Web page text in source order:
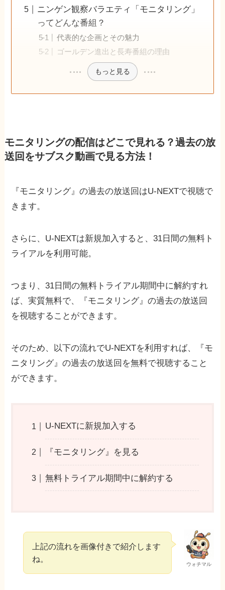
ニンゲン観察バラエティ「モニタリング」
ってどんな番組？
代表的な企画とその魅力
ゴールデン進出と長寿番組の理由
もっと見る
モニタリングの配信はどこで見れる？過去の放
送回をサブスク動画で見る方法！
『モニタリング』の過去の放送回はU-NEXTで視聴で
きます。
さらに、U-NEXTは新規加入すると、31日間の無料ト
ライアルを利用可能。
つまり、31日間の無料トライアル期間中に解約すれ
ば、実質無料で、『モニタリング』の過去の放送回
を視聴することができます。
そのため、以下の流れでU-NEXTを利用すれば、『モ
ニタリング』の過去の放送回を無料で視聴すること
ができます。
U-NEXTに新規加入する
『モニタリング』を見る
無料トライアル期間中に解約する
ウォチマル
上記の流れを画像付きで紹介します
ね。